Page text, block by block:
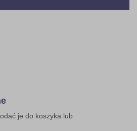
je do koszyka lub